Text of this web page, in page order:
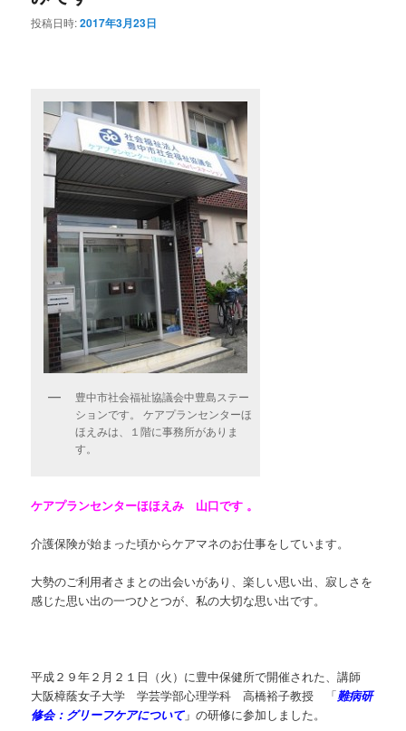
投稿日時:2017年3月23日
豊中市社会福祉協議会中豊島ステー
ションです。 ケアプランセンターほ
ほえみは、１階に事務所がありま
す。
ケアプランセンターほほえみ 山口です 。
介護保険が始まった頃からケアマネのお仕事をしています。
大勢のご利用者さまとの出会いがあり、楽しい思い出、寂しさを
感じた思い出の一つひとつが、私の大切な思い出です。
平成２９年２月２１日（火）に豊中保健所で開催された、講師
大阪樟蔭女子大学 学芸学部心理学科 高橋裕子教授 「難病研
修会：グリーフケアについて」の研修に参加しました。